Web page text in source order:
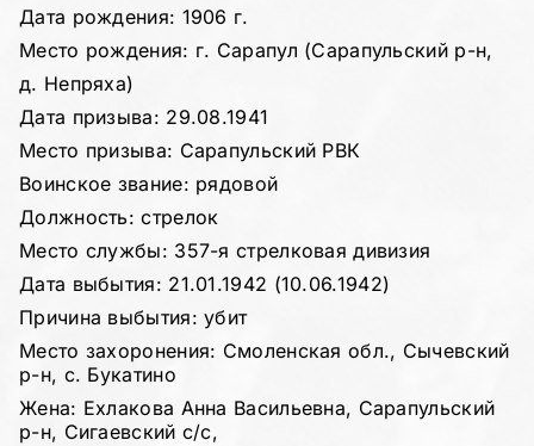
Дата рождения: 1906 г.
Место рождения: г. Сарапул (Сарапульский р-н,
д. Непряха)
Дата призыва: 29.08.1941
Место призыва: Сарапульский РВК
Воинское звание: рядовой
Должность: стрелок
Место службы: 357-я стрелковая дивизия
Дата выбытия: 21.01.1942 (10.06.1942)
Причина выбытия: убит
Место захоронения: Смоленская обл., Сычевский
р-н, с. Букатино
Жена: Ехлакова Анна Васильевна, Сарапульский
р-н, Сигаевский с/с,